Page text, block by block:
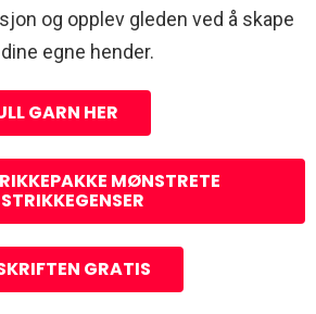
og opplev gleden ved å skape
egne hender.
GARN HER
MØNSTRETE
STRIKKEGENSER
GRATIS